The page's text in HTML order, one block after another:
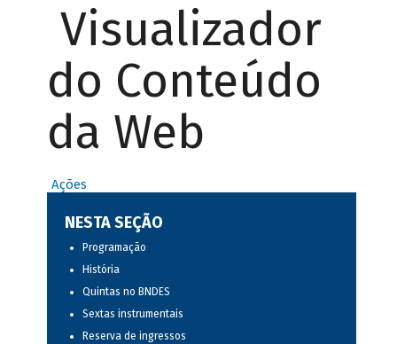
Visualizador
do Conteúdo
da Web
Ações
NESTA SEÇÃO
Programação
História
Quintas no BNDES
Sextas instrumentais
Reserva de ingressos